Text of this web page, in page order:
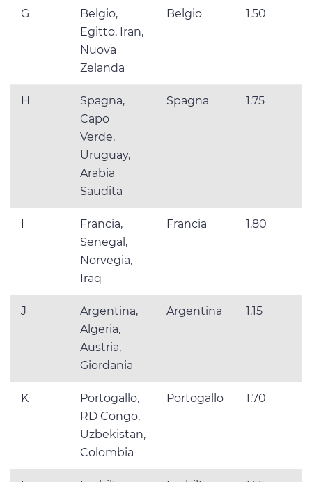
G
Belgio,
Egitto, Iran,
Nuova
Zelanda
Belgio 1.50
H
Spagna,
Capo
Verde,
Uruguay,
Arabia
Saudita
Spagna 1.75
I
Francia,
Senegal,
Norvegia,
Iraq
Francia 1.80
J
Argentina,
Algeria,
Austria,
Giordania
Argentina 1.15
K
Portogallo,
RD Congo,
Uzbekistan,
Colombia
Portogallo 1.70